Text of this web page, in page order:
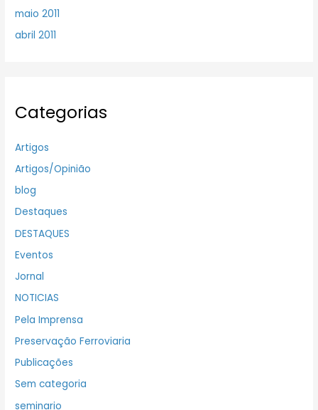
maio 2011
abril 2011
Categorias
Artigos
Artigos/Opinião
blog
Destaques
DESTAQUES
Eventos
Jornal
NOTICIAS
Pela Imprensa
Preservação Ferroviaria
Publicações
Sem categoria
seminario